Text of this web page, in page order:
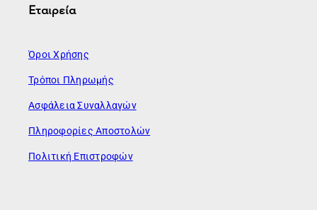
Εταιρεία
Όροι Χρήσης
Τρόποι Πληρωμής
Ασφάλεια Συναλλαγών
Πληροφορίες Αποστολών
Πολιτική Επιστροφών